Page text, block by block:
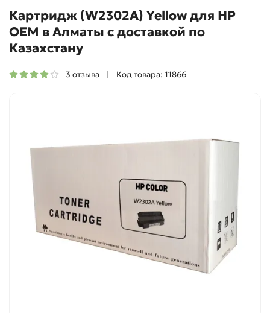
Картридж (W2302A) Yellow для HP
OEM в Алматы с доставкой по
Казахстану
3 отзыва Код товара: 11866